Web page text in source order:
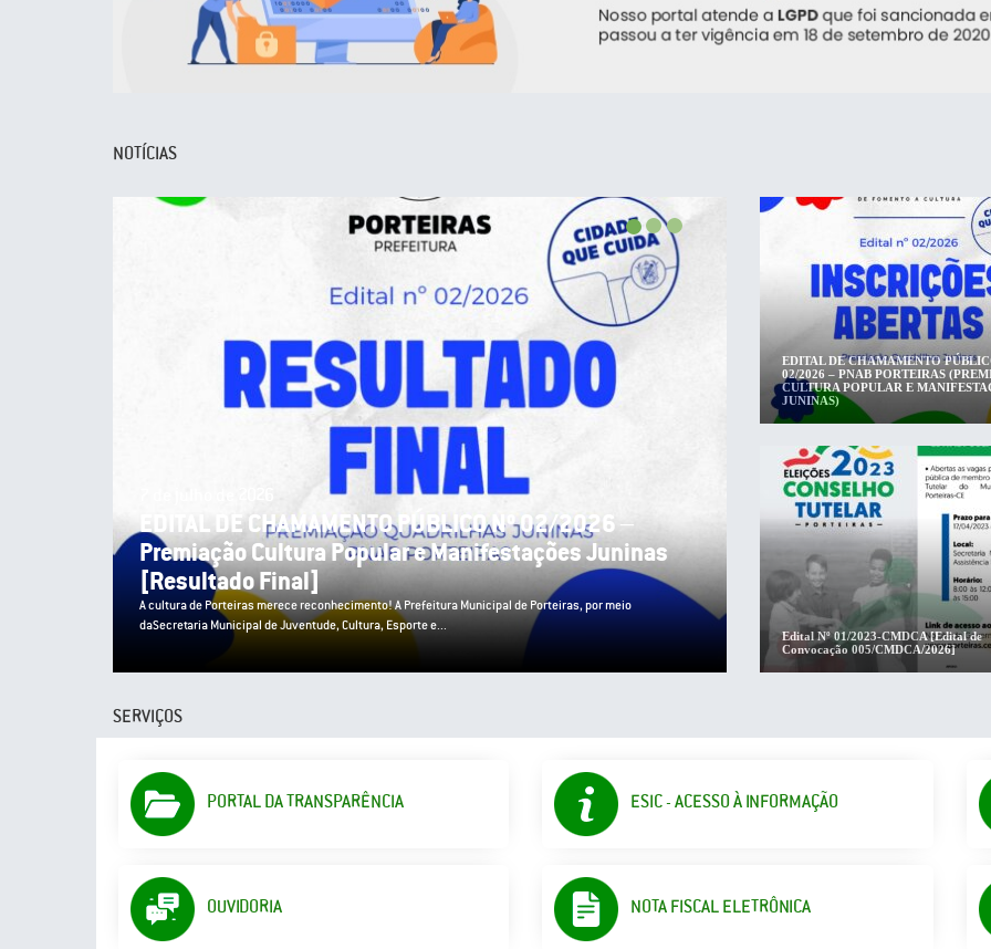
NOTÍCIAS
EDITAL DE CHAMAMENTO PÚBLICO Nº 02/2026 – PNAB
PORTEIRAS (PREMIAÇÃO CULTURA POPULAR E
MANIFESTAÇÕES JUNINAS)
A cultura de Porteiras merece reconhecimento! A Prefeitura Municipal de Porteiras e a Secretaria
Municipal de Juventude, Cultura, Esporte e...
EDITAL DE CHAMAMENTO
02/2026 – PNAB PORTEIRAS
CULTURA POPULAR E
JUNINAS)
Edital Nº 01/2023-CMDCA [Edital de
Convocação 005/CMDCA/2026]
SERVIÇOS
PORTAL DA TRANSPARÊNCIA ESIC - ACESSO À INFORMAÇÃO
OUVIDORIA NOTA FISCAL ELETRÔNICA